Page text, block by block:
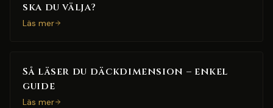
ska du välja?
Läs mer
Så läser du däckdimension – enkel
guide
Läs mer